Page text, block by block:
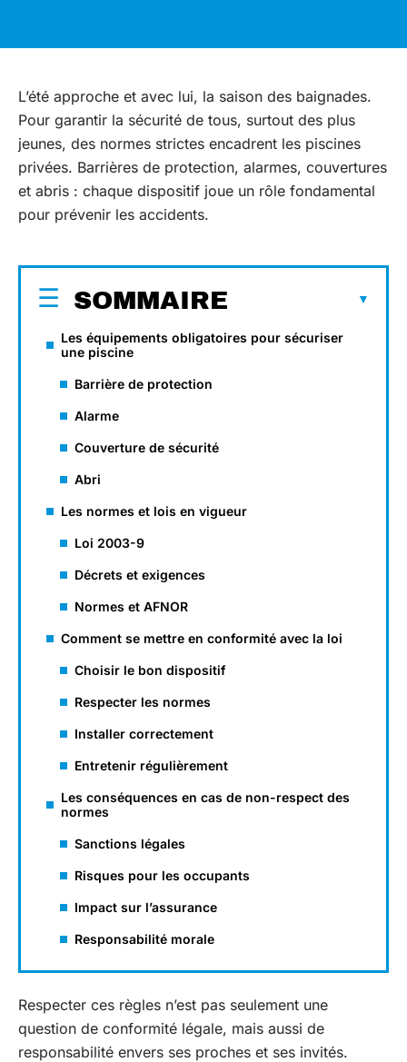
L’été approche et avec lui, la saison des baignades.
Pour garantir la sécurité de tous, surtout des plus
jeunes, des normes strictes encadrent les piscines
privées. Barrières de protection, alarmes, couvertures
et abris : chaque dispositif joue un rôle fondamental
pour prévenir les accidents.
SOMMAIRE
Les équipements obligatoires pour sécuriser
une piscine
Barrière de protection
Alarme
Couverture de sécurité
Abri
Les normes et lois en vigueur
Loi 2003-9
Décrets et exigences
Normes et AFNOR
Comment se mettre en conformité avec la loi
Choisir le bon dispositif
Respecter les normes
Installer correctement
Entretenir régulièrement
Les conséquences en cas de non-respect des
normes
Sanctions légales
Risques pour les occupants
Impact sur l’assurance
Responsabilité morale
Respecter ces règles n’est pas seulement une
question de conformité légale, mais aussi de
responsabilité envers ses proches et ses invités.